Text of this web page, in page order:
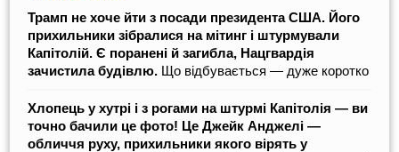
Трамп не хоче йти з посади президента США. Його
прихильники зібралися на мітинг і штурмували
Капітолій. Є поранені й загибла, Нацгвардія
зачистила будівлю. Що відбувається — дуже коротко
Хлопець у хутрі і з рогами на штурмі Капітолія — ви
точно бачили це фото! Це Джейк Анджелі —
обличчя руху, прихильники якого вірять у